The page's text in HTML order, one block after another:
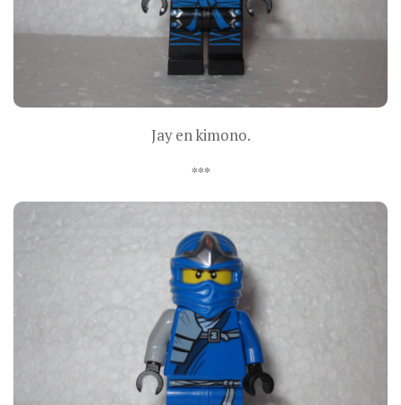
Jay en kimono.
***